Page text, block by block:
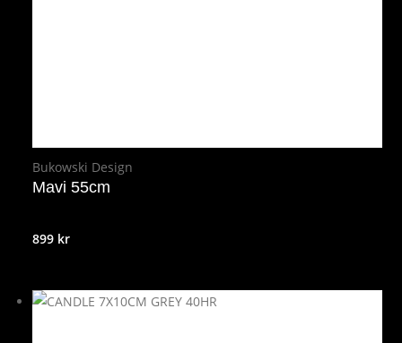
Bukowski Design
Mavi 55cm
899 kr